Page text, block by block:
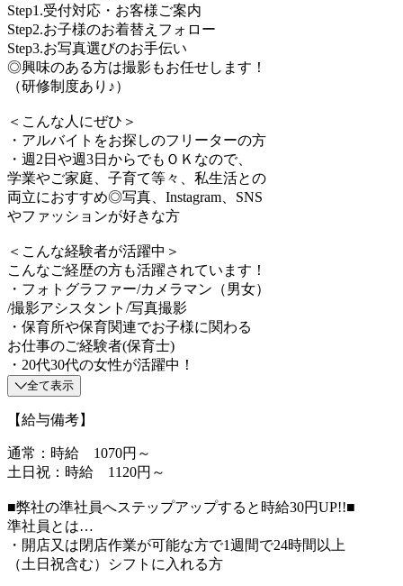
Step1.受付対応・お客様ご案内
Step2.お子様のお着替えフォロー
Step3.お写真選びのお手伝い
◎興味のある方は撮影もお任せします！
（研修制度あり♪）
＜こんな人にぜひ＞
・アルバイトをお探しのフリーターの方
・週2日や週3日からでもＯＫなので、
学業やご家庭、子育て等々、私生活との
両立におすすめ◎写真、Instagram、SNS
やファッションが好きな方
＜こんな経験者が活躍中＞
こんなご経歴の方も活躍されています！
・フォトグラファー/カメラマン（男女）
/撮影アシスタント/写真撮影
・保育所や保育関連でお子様に関わる
お仕事のご経験者(保育士)
・20代30代の女性が活躍中！
全て表示
【給与備考】
通常：時給 1070円～
土日祝：時給 1120円～
■弊社の準社員へステップアップすると時給30円UP!!■
準社員とは…
・開店又は閉店作業が可能な方で1週間で24時間以上
（土日祝含む）シフトに入れる方